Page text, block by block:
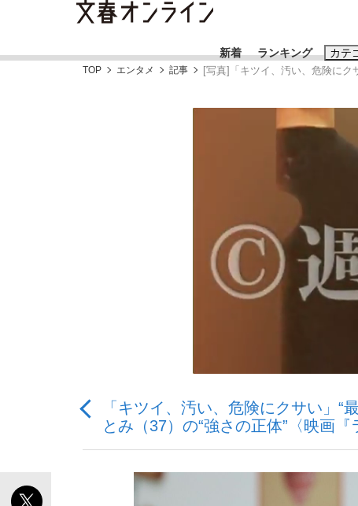
新着 ランキング カテ
「90%は失敗する。でも…」本田圭佑が初
「敗因分析は一切聞かれなかった」侍ジャ
おすすめのキ
#藤田晋
#玉木雄一郎
TOP エンタメ 記事 [写真]「キツイ、汚い、危険にク
「キツイ、汚い、危険にクサい」
とみ（37）の“強さの正体”〈映画『